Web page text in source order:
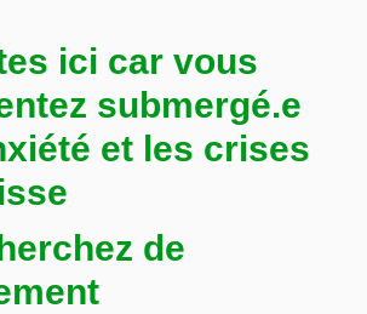
ici car vous
submergé.e
et les crises
de